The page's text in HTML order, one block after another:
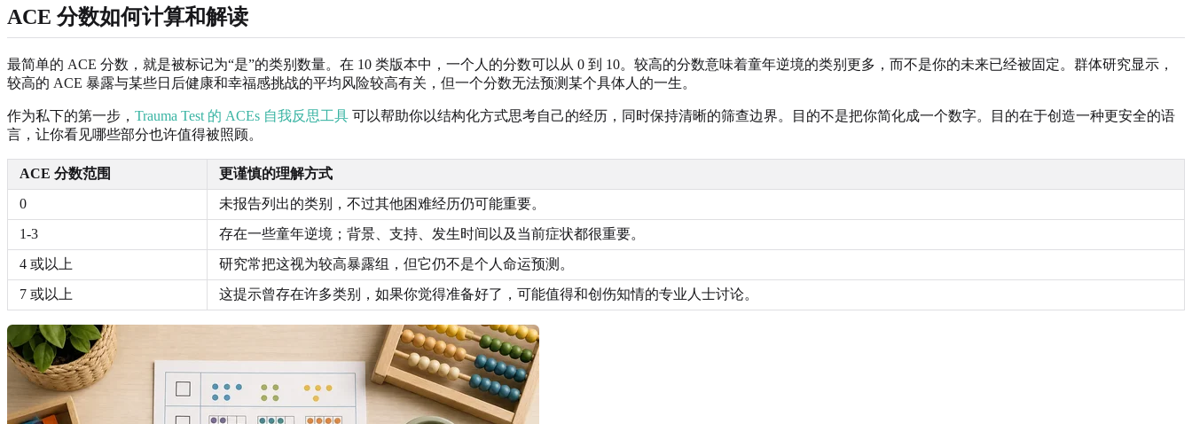
ACE 分数如何计算和解读
最简单的 ACE 分数，就是被标记为“是”的类别数量。在 10 类版本中，一个人的分数可以从 0 到 10。较高的分数意味着童年逆境的类别更多，而不是你的未来已经被固定。群体研究显示，
较高的 ACE 暴露与某些日后健康和幸福感挑战的平均风险较高有关，但一个分数无法预测某个具体人的一生。
作为私下的第一步， Trauma Test 的 ACEs 自我反思工具 可以帮助你以结构化方式思考自己的经历，同时保持清晰的筛查边界。目的不是把你简化成一个数字。目的在于创造一种更安全的语
言，让你看见哪些部分也许值得被照顾。
ACE 分数范围
更谨慎的理解方式
0
未报告列出的类别，不过其他困难经历仍可能重要。
1-3
存在一些童年逆境；背景、支持、发生时间以及当前症状都很重要。
4 或以上
研究常把这视为较高暴露组，但它仍不是个人命运预测。
7 或以上
这提示曾存在许多类别，如果你觉得准备好了，可能值得和创伤知情的专业人士讨论。